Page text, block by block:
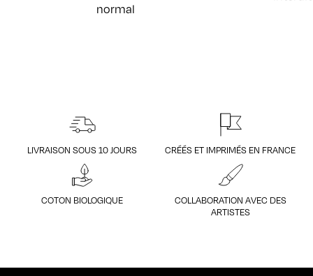
LIVRAISON SOUS 10 JOURS CRÉÉS ET IMPRIMÉS EN FRANCE
COTON BIOLOGIQUE
COLLABORATION AVEC DES
ARTISTES